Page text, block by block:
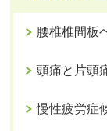
腰椎椎間板
頭痛と片頭
慢性疲労症